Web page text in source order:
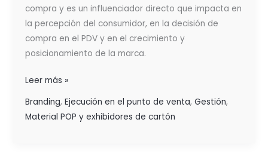
compra y es un influenciador directo que impacta en
la percepción del consumidor, en la decisión de
compra en el PDV y en el crecimiento y
posicionamiento de la marca.
Leer más »
Branding, Ejecución en el punto de venta, Gestión,
Material POP y exhibidores de cartón